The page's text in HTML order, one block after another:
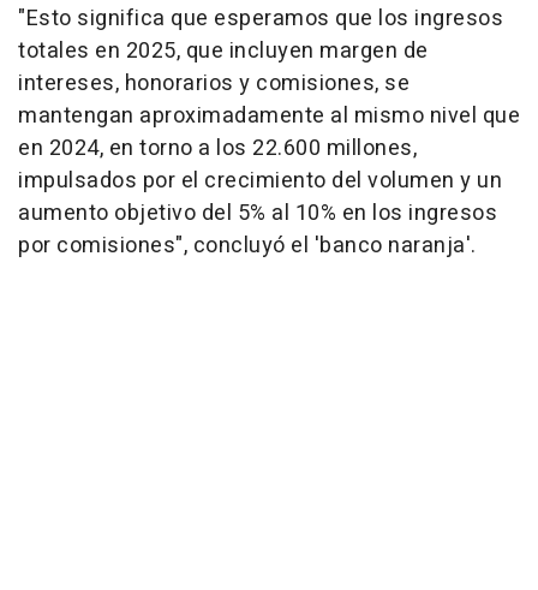
"Esto significa que esperamos que los ingresos
totales en 2025, que incluyen margen de
intereses, honorarios y comisiones, se
mantengan aproximadamente al mismo nivel que
en 2024, en torno a los 22.600 millones,
impulsados por el crecimiento del volumen y un
aumento objetivo del 5% al 10% en los ingresos
por comisiones", concluyó el 'banco naranja'.